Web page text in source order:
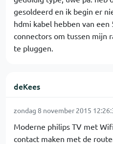
gesoldeerd en ik begin er
hdmi kabel hebben van
connectors om tussen mijn
te pluggen.
deKees
zondag 8 november 2015
Moderne philips TV met
contact maken met de